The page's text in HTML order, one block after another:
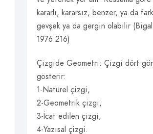
kararlı, kararsız, benzer, ya da
gevşek ya da gergin olabilir
1976:216)
Çizgide Geometri: Çizgi dört
gösterir:
1-Natürel çizgi,
2-Geometrik çizgi,
3-İcat edilen çizgi,
4-Yazısal çizgi.